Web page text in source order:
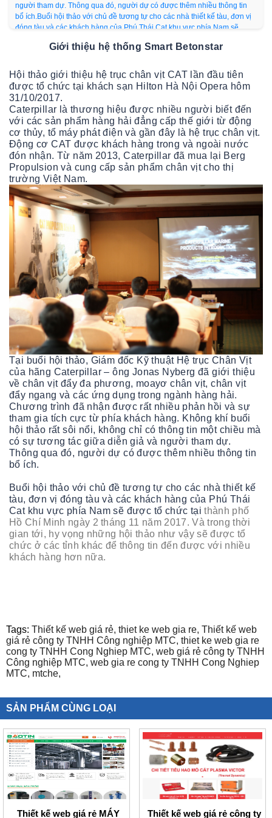
người tham dự. Thông qua đó, người dự có được thêm nhiều thông tin
bổ ích.Buổi hội thảo với chủ đề tương tự cho các nhà thiết kế tàu, đơn vị
đóng tàu và các khách hàng của Phú Thái Cat khu vực phía Nam sẽ
trong thời gian tới, hy vọng những hội thảo như vậy sẽ được tổ chức ở
Giới thiệu hệ thống Smart Betonstar
Hội thảo giới thiệu hệ trục chân vịt CAT lần đầu tiên
được tổ chức tại khách sạn Hilton Hà Nội Opera hôm
31/10/2017.
Caterpillar là thương hiệu được nhiều người biết đến
với các sản phẩm hàng hải đẳng cấp thế giới từ động
cơ thủy, tổ máy phát điện và gần đây là hệ trục chân vịt.
Động cơ CAT được khách hàng trong và ngoài nước
đón nhận. Từ năm 2013, Caterpillar đã mua lại Berg
Propulsion và cung cấp sản phẩm chân vịt cho thị
trường Việt Nam.
Tại buổi hội thảo, Giám đốc Kỹ thuật Hệ trục Chân Vịt
của hãng Caterpillar – ông Jonas Nyberg đã giới thiệu
về chân vịt đẩy đa phương, moayơ chân vịt, chân vịt
đẩy ngang và các ứng dụng trong ngành hàng hải.
Chương trình đã nhận được rất nhiều phản hồi và sự
tham gia tích cực từ phía khách hàng. Không khí buổi
hội thảo rất sôi nổi, không chỉ có thông tin một chiều mà
có sự tương tác giữa diễn giả và người tham dự.
Thông qua đó, người dự có được thêm nhiều thông tin
bổ ích.
Buổi hội thảo với chủ đề tương tự cho các nhà thiết kế
tàu, đơn vị đóng tàu và các khách hàng của Phú Thái
Cat khu vực phía Nam sẽ được tổ chức tạithành phố
Hồ Chí Minh ngày 2 tháng 11 năm 2017. Và trong thời
gian tới, hy vọng những hội thảo như vậy sẽ được tổ
chức ở các tỉnh khác để thông tin đến được với nhiều
khách hàng hơn nữa.
Tags: Thiết kế web giá rẻ, thiet ke web gia re, Thiết kế web
giá rẻ công ty TNHH Công nghiệp MTC, thiet ke web gia re
cong ty TNHH Cong Nghiep MTC, web giá rẻ công ty TNHH
Công nghiệp MTC, web gia re cong ty TNHH Cong Nghiep
MTC, mtche,
SẢN PHẨM CÙNG LOẠI
Thiết kế web giá rẻ MÁY Thiết kế web giá rẻ công ty